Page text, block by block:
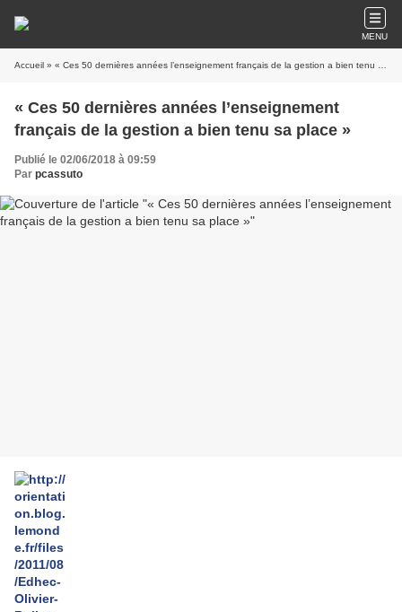
MENU
Accueil » « Ces 50 dernières années l’enseignement français de la gestion a bien tenu sa place »
« Ces 50 dernières années l’enseignement
français de la gestion a bien tenu sa place »
Publié le 02/06/2018 à 09:59
Par pcassuto